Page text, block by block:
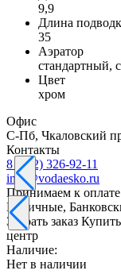
9,9
Длина
35
Аэратор
стандартный,
Цвет
хром
Офис
С-Пб, Чкаловский
Контакты
8 (812) 326-92-11
info@vodaesko.ru
Принимаем к
Наличные,
Забрать заказ
центр
Наличие:
Нет в наличии